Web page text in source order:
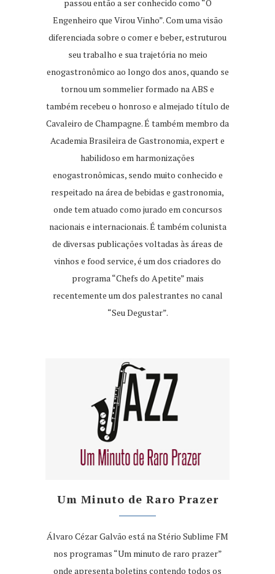
passou então a ser conhecido como “O
Engenheiro que Virou Vinho”. Com uma visão
diferenciada sobre o comer e beber, estruturou
seu trabalho e sua trajetória no meio
enogastronômico ao longo dos anos, quando se
tornou um sommelier formado na ABS e
também recebeu o honroso e almejado título de
Cavaleiro de Champagne. É também membro da
Academia Brasileira de Gastronomia, expert e
habilidoso em harmonizações
enogastronômicas, sendo muito conhecido e
respeitado na área de bebidas e gastronomia,
onde tem atuado como jurado em concursos
nacionais e internacionais. É também colunista
de diversas publicações voltadas às áreas de
vinhos e food service, é um dos criadores do
programa “Chefs do Apetite” mais
recentemente um dos palestrantes no canal
“Seu Degustar”.
Um Minuto de Raro Prazer
Álvaro Cézar Galvão está na Stério Sublime FM
nos programas “Um minuto de raro prazer”
onde apresenta boletins contendo todos os